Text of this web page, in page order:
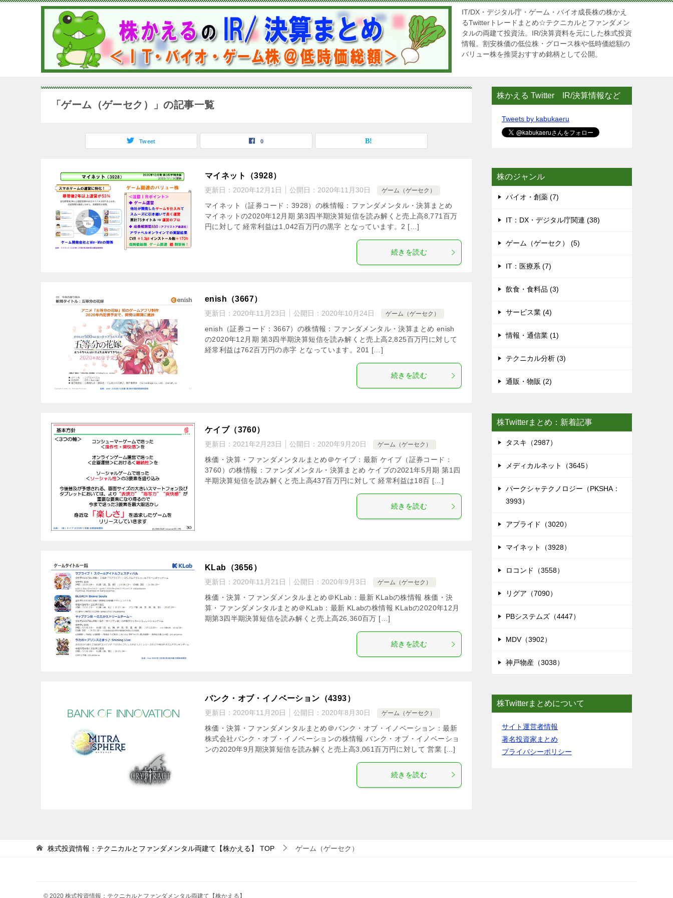
IT/DX・デジタル庁・ゲーム・バイオ成長株の株かえ
るTwitterトレードまとめ☆テクニカルとファンダメン
タルの両建て投資法。IR/決算資料を元にした株式投資
情報。割安株価の低位株・グロース株や低時価総額の
バリュー株を推奨おすすめ銘柄として公開。
「ゲーム（ゲーセク）」の記事一覧
Tweet 0
マイネット（3928）
更新日： 2020年12月1日 公開日： 2020年11月30日 ゲーム（ゲーセク）
マイネット（証券コード：3928）の株情報：ファンダメンタル・決算まとめ
マイネットの2020年12月期 第3四半期決算短信を読み解くと売上高8,771百万
円に対して 経常利益は1,042百万円の黒字 となっています。2 […]
続きを読む
enish（3667）
更新日： 2020年11月23日 公開日： 2020年10月24日 ゲーム（ゲーセク）
enish（証券コード：3667）の株情報：ファンダメンタル・決算まとめ enish
の2020年12月期 第3四半期決算短信を読み解くと売上高2,825百万円に対して
経常利益は762百万円の赤字 となっています。201 […]
続きを読む
ケイブ（3760）
更新日： 2021年2月23日 公開日： 2020年9月20日 ゲーム（ゲーセク）
株価・決算・ファンダメンタルまとめ＠ケイブ：最新 ケイブ（証券コード：
3760）の株情報：ファンダメンタル・決算まとめ ケイブの2021年5月期 第1四
半期決算短信を読み解くと売上高437百万円に対して 経常利益は18百 […]
続きを読む
KLab（3656）
更新日： 2020年11月21日 公開日： 2020年9月3日 ゲーム（ゲーセク）
株価・決算・ファンダメンタルまとめ＠KLab：最新 KLabの株情報 株価・決
算・ファンダメンタルまとめ＠KLab：最新 KLabの株情報 KLabの2020年12月
期第3四半期決算短信を読み解くと売上高26,360百万 […]
続きを読む
バンク・オブ・イノベーション（4393）
更新日： 2020年11月20日 公開日： 2020年8月30日 ゲーム（ゲーセク）
株価・決算・ファンダメンタルまとめ＠バンク・オブ・イノベーション：最新
株式会社バンク・オブ・イノベーションの株情報 バンク・オブ・イノベーショ
ンの2020年9月期決算短信を読み解くと売上高3,061百万円に対して 営業 […]
続きを読む
株かえる Twitter IR/決算情報など
Tweets by kabukaeru
株のジャンル
バイオ・創薬 (7)
IT：DX・デジタル庁関連 (38)
ゲーム（ゲーセク） (5)
IT：医療系 (7)
飲食・食料品 (3)
サービス業 (4)
情報・通信業 (1)
テクニカル分析 (3)
通販・物販 (2)
株Twitterまとめ：新着記事
タスキ（2987）
メディカルネット（3645）
パークシャテクノロジー（PKSHA：
3993）
アプライド（3020）
マイネット（3928）
ロコンド（3558）
リグア（7090）
PBシステムズ（4447）
MDV（3902）
神戸物産（3038）
株Twitterまとめについて
サイト運営者情報
著名投資家まとめ
プライバシーポリシー
株式投資情報：テクニカルとファンダメンタル両建て【株かえる】 TOP ゲーム（ゲーセク）
© 2020 株式投資情報：テクニカルとファンダメンタル両建て【株かえる】